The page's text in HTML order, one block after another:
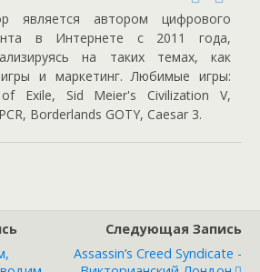
является автором цифрового
в Интернете с 2011 года,
на таких темах, как
и маркетинг. Любимые игры:
Exile, Sid Meier's Civilization V,
Borderlands GOTY, Caesar 3.
Следующая Запись
Assassin’s Creed Syndicate -